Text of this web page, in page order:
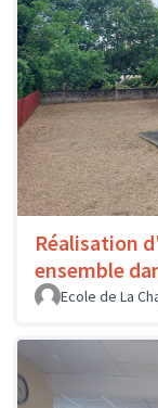
Réalisation
ensemble
Ecole de La